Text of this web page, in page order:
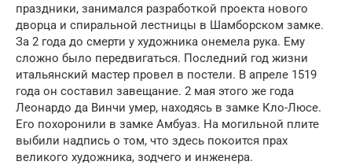
праздники, занимался разработкой проекта нового
дворца и спиральной лестницы в Шамборском замке.
За 2 года до смерти у художника онемела рука. Ему
сложно было передвигаться. Последний год жизни
итальянский мастер провел в постели. В апреле 1519
года он составил завещание. 2 мая этого же года
Леонардо да Винчи умер, находясь в замке Кло-Люсе.
Его похоронили в замке Амбуаз. На могильной плите
выбили надпись о том, что здесь покоится прах
великого художника, зодчего и инженера.